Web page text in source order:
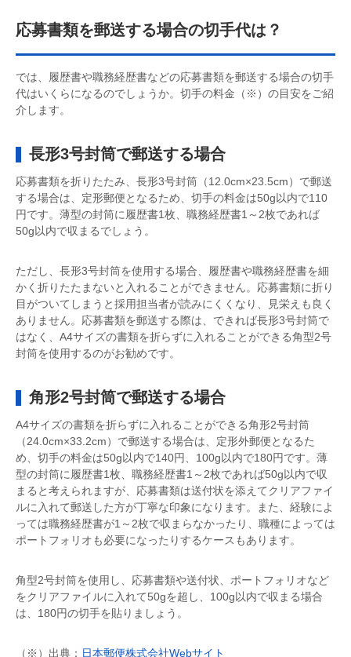
応募書類を郵送する場合の切手代は？
では、履歴書や職務経歴書などの応募書類を郵送する場合の切手
代はいくらになるのでしょうか。切手の料金（※）の目安をご紹
介します。
長形3号封筒で郵送する場合
応募書類を折りたたみ、長形3号封筒（12.0cm×23.5cm）で郵送
する場合は、定形郵便となるため、切手の料金は50g以内で110
円です。薄型の封筒に履歴書1枚、職務経歴書1～2枚であれば
50g以内で収まるでしょう。
ただし、長形3号封筒を使用する場合、履歴書や職務経歴書を細
かく折りたたまないと入れることができません。応募書類に折り
目がついてしまうと採用担当者が読みにくくなり、見栄えも良く
ありません。応募書類を郵送する際は、できれば長形3号封筒で
はなく、A4サイズの書類を折らずに入れることができる角型2号
封筒を使用するのがお勧めです。
角形2号封筒で郵送する場合
A4サイズの書類を折らずに入れることができる角形2号封筒
（24.0cm×33.2cm）で郵送する場合は、定形外郵便となるた
め、切手の料金は50g以内で140円、100g以内で180円です。薄
型の封筒に履歴書1枚、職務経歴書1～2枚であれば50g以内で収
まると考えられますが、応募書類は送付状を添えてクリアファイ
ルに入れて郵送した方が丁寧な印象になります。また、経験によ
っては職務経歴書が1～2枚で収まらなかったり、職種によっては
ポートフォリオも必要になったりするケースもあります。
角型2号封筒を使用し、応募書類や送付状、ポートフォリオなど
をクリアファイルに入れて50gを超し、100g以内で収まる場合
は、180円の切手を貼りましょう。
（※）出典： 日本郵便株式会社Webサイト